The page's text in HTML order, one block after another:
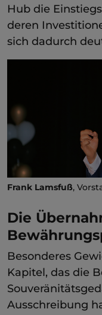
Hub die
deren
sich dadurch
Frank Lamsfuß,
Die
Besonderes
Kapitel, das die
Ausschreibung